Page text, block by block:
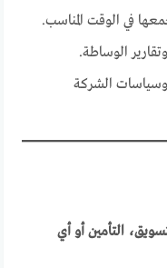
في الوقت المناسب.
الوساطة.
وسياسات الشركة
التأمين أو أي